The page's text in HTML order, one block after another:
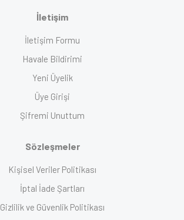
İletişim
İletişim Formu
Havale Bildirimi
Yeni Üyelik
Üye Girişi
Şifremi Unuttum
Sözleşmeler
Kişisel Veriler Politikası
İptal İade Şartları
Gizlilik ve Güvenlik Politikası